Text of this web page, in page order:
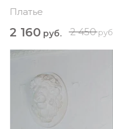
Платье
2 450руб.
2 160 руб.